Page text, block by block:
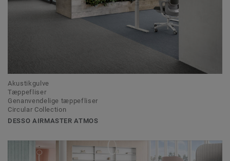
Akustikgulve
Tæppefliser
Genanvendelige tæppefliser
Circular Collection
DESSO AIRMASTER ATMOS